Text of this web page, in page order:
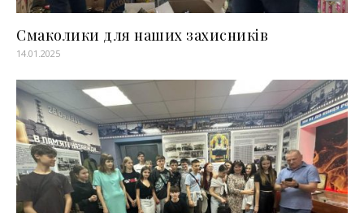
Смаколики для наших захисників
14.01.2025